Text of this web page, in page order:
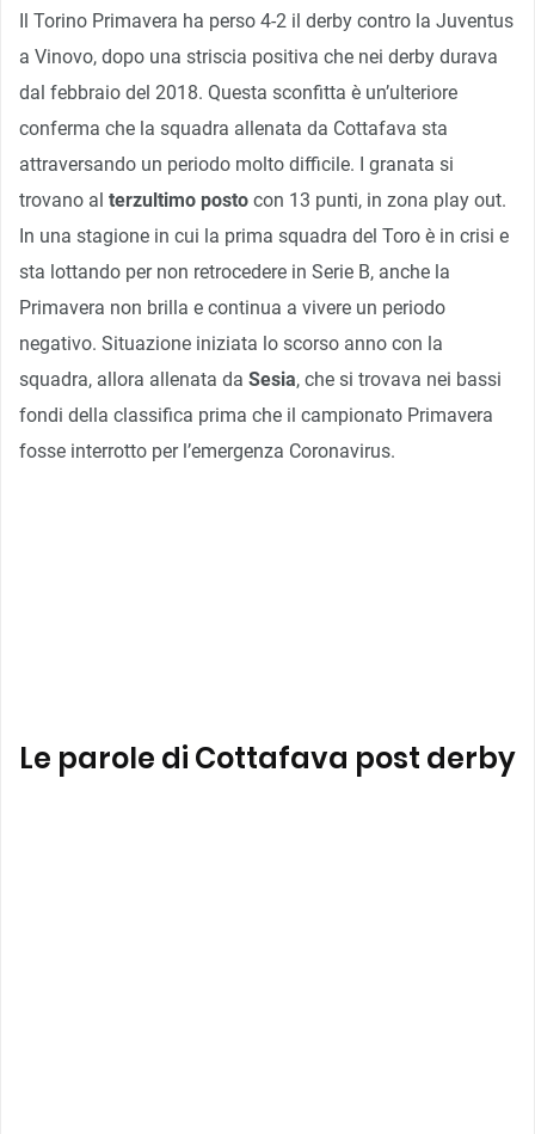
Il Torino Primavera ha perso 4-2 il derby contro la Juventus
a Vinovo, dopo una striscia positiva che nei derby durava
dal febbraio del 2018. Questa sconfitta è un’ulteriore
conferma che la squadra allenata da Cottafava sta
attraversando un periodo molto difficile. I granata si
trovano al terzultimo posto con 13 punti, in zona play out.
In una stagione in cui la prima squadra del Toro è in crisi e
sta lottando per non retrocedere in Serie B, anche la
Primavera non brilla e continua a vivere un periodo
negativo. Situazione iniziata lo scorso anno con la
squadra, allora allenata da Sesia, che si trovava nei bassi
fondi della classifica prima che il campionato Primavera
fosse interrotto per l’emergenza Coronavirus.
Le parole di Cottafava post derby